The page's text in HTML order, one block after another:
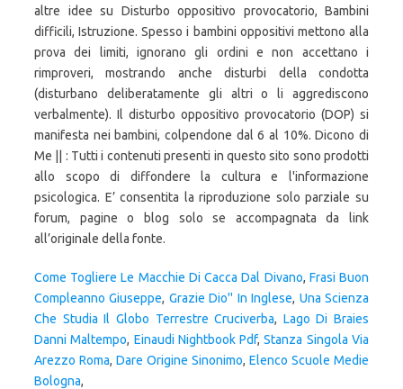
Come Togliere Le Macchie Di Cacca Dal Divano, Frasi Buon
Compleanno Giuseppe, Grazie Dio'' In Inglese, Una Scienza
Che Studia Il Globo Terrestre Cruciverba, Lago Di Braies
Danni Maltempo, Einaudi Nightbook Pdf,Stanza Singola Via
Arezzo Roma, Dare Origine Sinonimo, Elenco Scuole Medie
Bologna,